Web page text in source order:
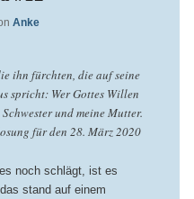
Anke
ihn fürchten, die auf seine
spricht: Wer Gottes Willen
und meine Mutter.
für den 28. März 2020
noch schlägt, ist es
stand auf einem